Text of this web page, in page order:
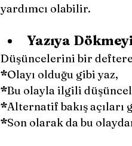
yardımcı olabilir.
Yazıya
Düşüncelerini bir
*Olayı olduğu gibi yaz,
*Bu olayla ilgili
*Alternatif bakış açıları
*Son olarak da bu